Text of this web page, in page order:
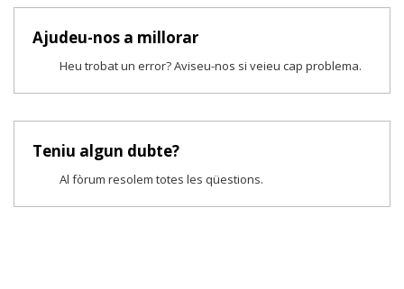
Ajudeu-nos a millorar
Heu trobat un error? Aviseu-nos si veieu cap problema.
Teniu algun dubte?
Al fòrum resolem totes les qüestions.